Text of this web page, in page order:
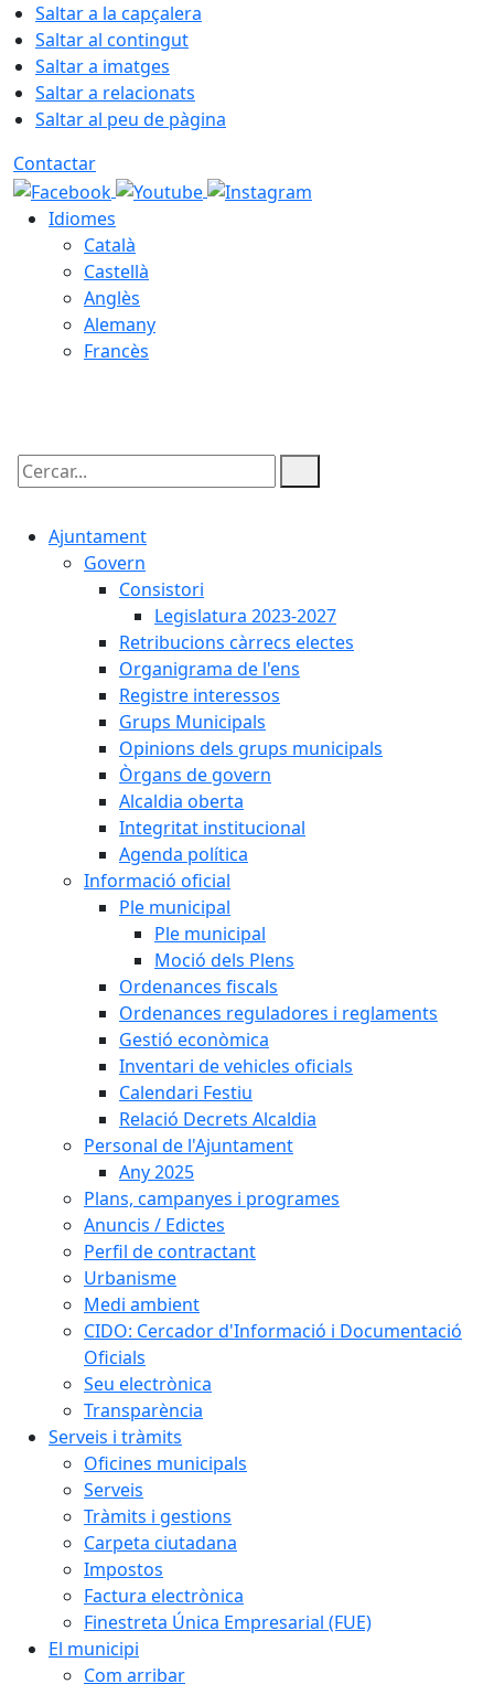
Saltar a la capçalera
Saltar al contingut
Saltar a imatges
Saltar a relacionats
Saltar al peu de pàgina
Contactar
Idiomes
Català
Castellà
Anglès
Alemany
Francès
Cercar:
Ajuntament
Govern
Consistori
Legislatura 2023-2027
Retribucions càrrecs electes
Organigrama de l'ens
Registre interessos
Grups Municipals
Opinions dels grups municipals
Òrgans de govern
Alcaldia oberta
Integritat institucional
Agenda política
Informació oficial
Ple municipal
Ple municipal
Moció dels Plens
Ordenances fiscals
Ordenances reguladores i reglaments
Gestió econòmica
Inventari de vehicles oficials
Calendari Festiu
Relació Decrets Alcaldia
Personal de l'Ajuntament
Any 2025
Plans, campanyes i programes
Anuncis / Edictes
Perfil de contractant
Urbanisme
Medi ambient
CIDO: Cercador d'Informació i Documentació
Oficials
Seu electrònica
Transparència
Serveis i tràmits
Oficines municipals
Serveis
Tràmits i gestions
Carpeta ciutadana
Impostos
Factura electrònica
Finestreta Única Empresarial (FUE)
El municipi
Com arribar